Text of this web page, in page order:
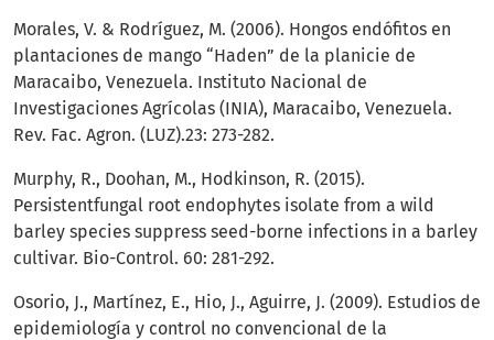
Morales, V. & Rodríguez, M. (2006). Hongos endófitos en
plantaciones de mango “Haden” de la planicie de
Maracaibo, Venezuela. Instituto Nacional de
Investigaciones Agrícolas (INIA), Maracaibo, Venezuela.
Rev. Fac. Agron. (LUZ).23: 273-282.
Murphy, R., Doohan, M., Hodkinson, R. (2015).
Persistentfungal root endophytes isolate from a wild
barley species suppress seed-borne infections in a barley
cultivar. Bio-Control. 60: 281-292.
Osorio, J., Martínez, E., Hio, J., Aguirre, J. (2009). Estudios de
epidemiología y control no convencional de la